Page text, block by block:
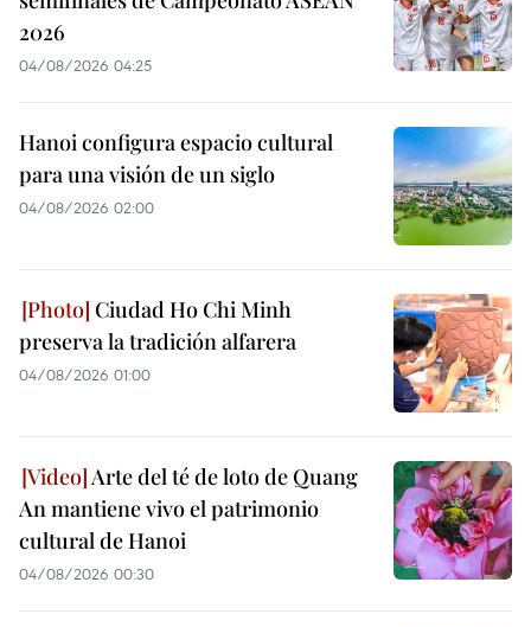
2026
04/08/2026 04:25
Hanoi configura espacio cultural
para una visión de un siglo
04/08/2026 02:00
Ciudad Ho Chi Minh
preserva la tradición alfarera
04/08/2026 01:00
Arte del té de loto de Quang
An mantiene vivo el patrimonio
cultural de Hanoi
04/08/2026 00:30